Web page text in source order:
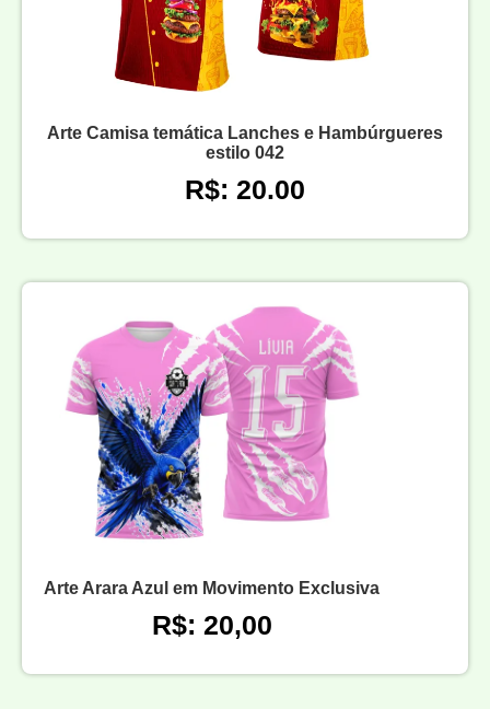
Arte Camisa temática Lanches e Hambúrgueres
estilo 042
R$: 20.00
Arte Arara Azul em Movimento Exclusiva
R$: 20,00